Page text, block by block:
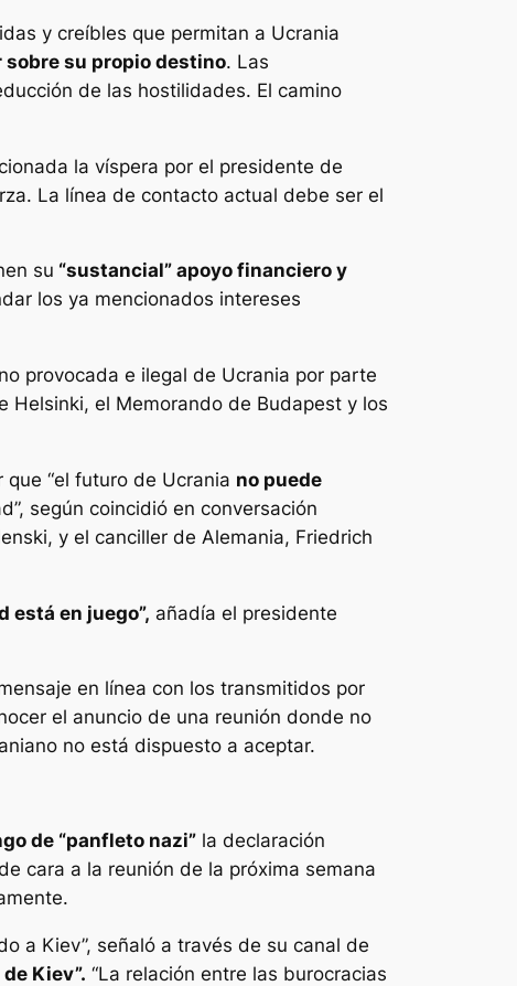
y creíbles que permitan a Ucrania
su propio destino. Las
de las hostilidades. El camino
la víspera por el presidente de
La línea de contacto actual debe ser el
su “sustancial” apoyo financiero y
los ya mencionados intereses
provocada e ilegal de Ucrania por parte
Helsinki, el Memorando de Budapest y los
“el futuro de Ucrania no puede
según coincidió en conversación
y el canciller de Alemania, Friedrich
está en juego”, añadía el presidente
en línea con los transmitidos por
el anuncio de una reunión donde no
no está dispuesto a aceptar.
de “panfleto nazi” la declaración
cara a la reunión de la próxima semana
a Kiev”, señaló a través de su canal de
Kiev”. “La relación entre las burocracias